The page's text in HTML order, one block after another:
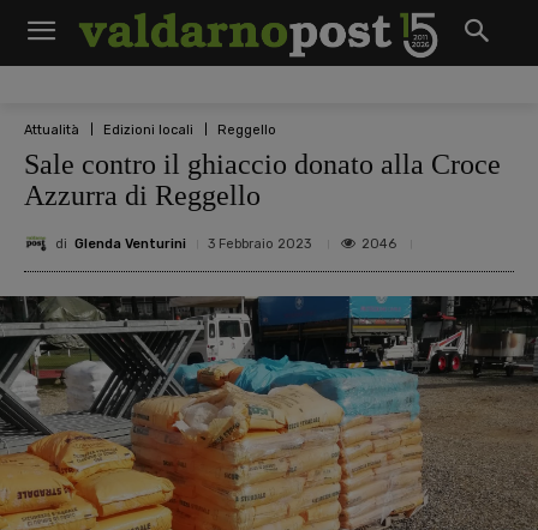
Attualità Edizioni locali Reggello
Sale contro il ghiaccio donato alla Croce
Azzurra di Reggello
di Glenda Venturini 3 Febbraio 2023 2046